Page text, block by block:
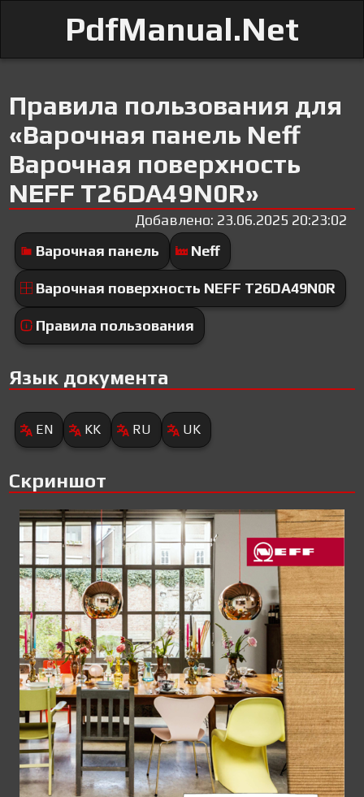
PdfManual.Net
Правила пользования для
«Варочная панель Neff
Варочная поверхность
NEFF T26DA49N0R»
Добавлено: 23.06.2025 20:23:02
Варочная панель
Neff
Варочная поверхность NEFF T26DA49N0R
Правила пользования
Язык документа
EN KK RU UK
Скриншот